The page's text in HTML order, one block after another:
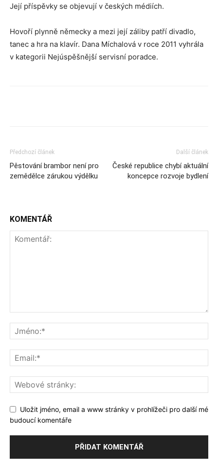
Její příspěvky se objevují v českých médiích.
Hovoří plynně německy a mezi její záliby patří divadlo,
tanec a hra na klavír. Dana Míchalová v roce 2011 vyhrála
v kategorii Nejúspěšnější servisní poradce.
Předchozí článek
Pěstování brambor není pro
zemědělce zárukou výdělku
Další článek
České republice chybí aktuální
koncepce rozvoje bydlení
KOMENTÁŘ
Uložit jméno, email a www stránky v prohlížeči pro další mé
budoucí komentáře